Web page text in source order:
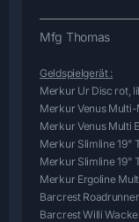
Mfg Thomas
Geldspielgerät :
Merkur Ur Disc rot,
Merkur Venus Multi-
Merkur Venus Multi
Merkur Slimline 19"
Merkur Slimline 19"
Merkur Ergoline
Barcrest Roadrunner
Barcrest Willi